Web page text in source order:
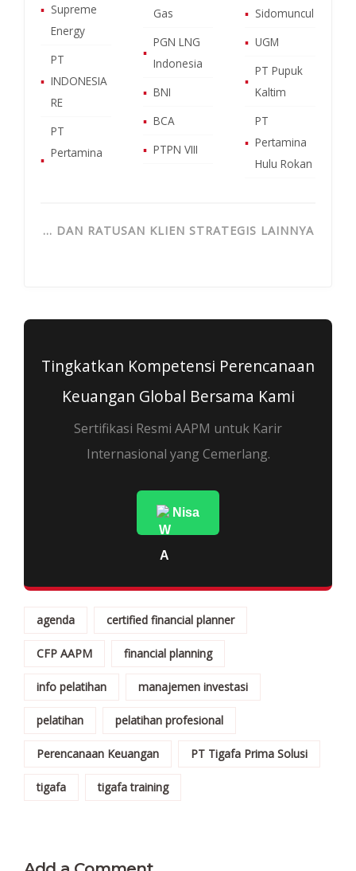
▪ Supreme
Energy
▪
PT
INDONESIA
RE
▪
PT
Pertamina
Gas
▪
PGN LNG
Indonesia
▪ BNI
▪ BCA
▪ PTPN VIII
▪ Sidomuncul
▪ UGM
▪
PT Pupuk
Kaltim
▪
PT
Pertamina
Hulu Rokan
… DAN RATUSAN KLIEN STRATEGIS LAINNYA
Tingkatkan Kompetensi Perencanaan
Keuangan Global Bersama Kami
Sertifikasi Resmi AAPM untuk Karir
Internasional yang Cemerlang.
Nisa
agenda certified financial planner
CFP AAPM financial planning
info pelatihan manajemen investasi
pelatihan pelatihan profesional
Perencanaan Keuangan PT Tigafa Prima Solusi
tigafa tigafa training